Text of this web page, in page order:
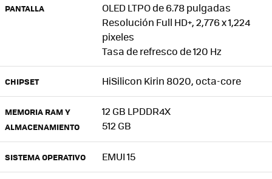
PANTALLA
OLED LTPO de 6.78 pulgadas
Resolución Full HD+, 2,776 x 1,224
pixeles
Tasa de refresco de 120 Hz
CHIPSET HiSilicon Kirin 8020, octa-core
MEMORIA RAM Y
ALMACENAMIENTO
12 GB LPDDR4X
512 GB
SISTEMA OPERATIVO EMUI 15